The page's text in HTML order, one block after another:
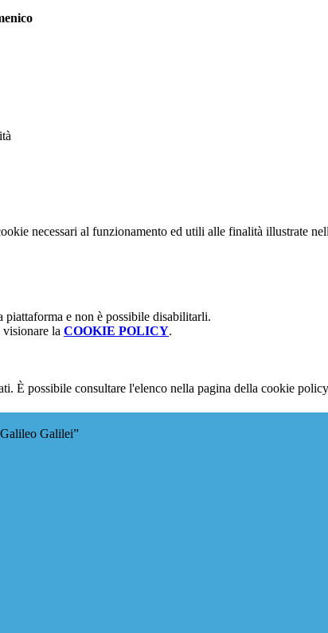
necessari al funzionamento ed utili alle finalità illustrate
e non è possibile disabilitarli.
la COOKIE POLICY.
È possibile consultare l'elenco nella pagina della cookie
Galilei”